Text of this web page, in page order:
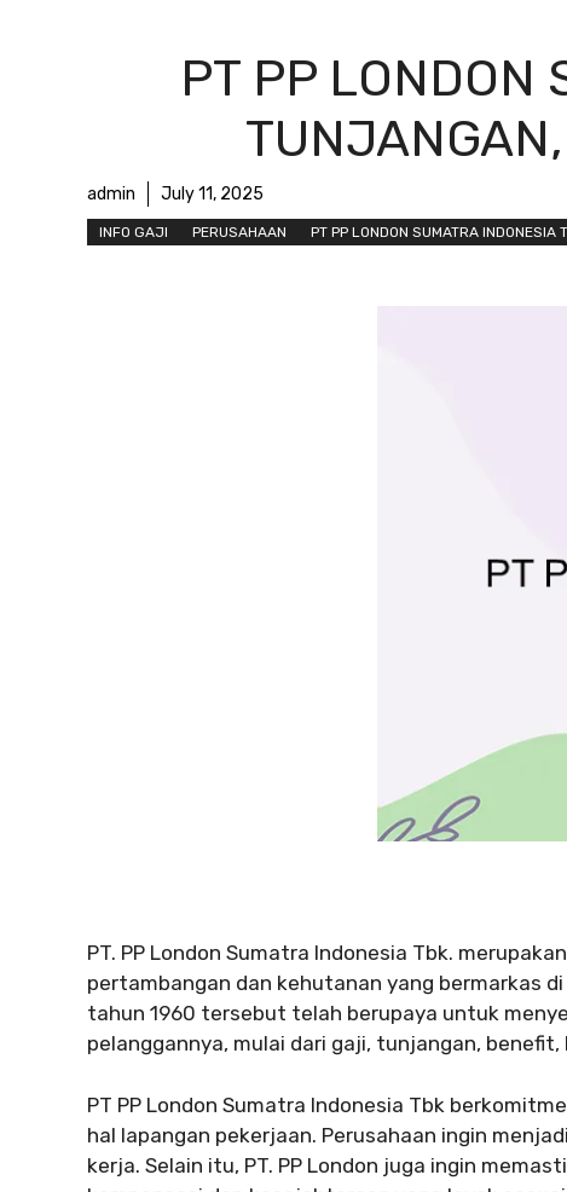
PT PP LONDON
admin July 11, 2025
INFO GAJI PERUSAHAAN PT PP LONDON SUMATRA INDONESIA
PT. PP London Sumatra Indonesia Tbk.
pertambangan dan kehutanan yang bermarkas
tahun 1960 tersebut telah berupaya untuk
pelanggannya, mulai dari gaji, tunjangan, benefit,
PT PP London Sumatra Indonesia Tbk
hal lapangan pekerjaan. Perusahaan ingin
kerja. Selain itu, PT. PP London juga ingin